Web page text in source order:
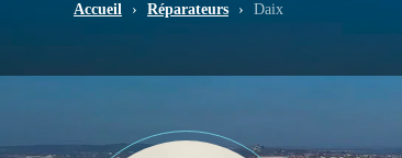
Accueil › Réparateurs › Daix